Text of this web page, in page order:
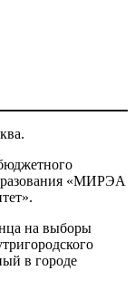
«МИРЭА
на выборы
в городе